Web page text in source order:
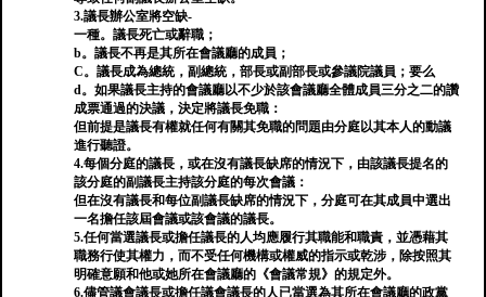
3.議長辦公室將空缺-
一種。議長死亡或辭職；
b。議長不再是其所在會議廳的成員；
C。議長成為總統，副總統，部長或副部長或參議院議員；要么
d。如果議長主持的會議廳以不少於該會議廳全體成員三分之二的讚
成票通過的決議，決定將議長免職：
但前提是議長有權就任何有關其免職的問題由分庭以其本人的動議
進行聽證。
4.每個分庭的議長，或在沒有議長缺席的情況下，由該議長提名的
該分庭的副議長主持該分庭的每次會議：
但在沒有議長和每位副議長缺席的情況下，分庭可在其成員中選出
一名擔任該屆會議或該會議的議長。
5.任何當選議長或擔任議長的人均應履行其職能和職責，並憑藉其
職務行使其權力，而不受任何機構或權威的指示或乾涉，除按照其
明確意願和他或她所在會議廳的《會議常規》的規定外。
6.儘管議會議長或擔任議會議長的人已當選為其所在會議廳的政黨